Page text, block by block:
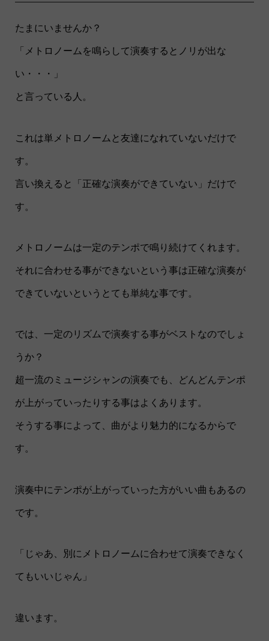
たまにいませんか？
「メトロノームを鳴らして演奏するとノリが出な
い・・・」
と言っている人。
これは単メトロノームと友達になれていないだけで
す。
言い換えると「正確な演奏ができていない」だけで
す。
メトロノームは一定のテンポで鳴り続けてくれます。
それに合わせる事ができないという事は正確な演奏が
できていないというとても単純な事です。
では、一定のリズムで演奏する事がベストなのでしょ
うか？
超一流のミュージシャンの演奏でも、どんどんテンポ
が上がっていったりする事はよくあります。
そうする事によって、曲がより魅力的になるからで
す。
演奏中にテンポが上がっていった方がいい曲もあるの
です。
「じゃあ、別にメトロノームに合わせて演奏できなく
てもいいじゃん」
違います。